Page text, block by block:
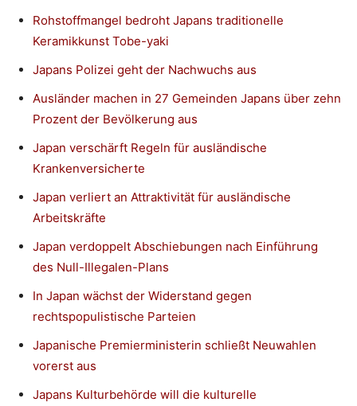
Rohstoffmangel bedroht Japans traditionelle
Keramikkunst Tobe-yaki
Japans Polizei geht der Nachwuchs aus
Ausländer machen in 27 Gemeinden Japans über zehn
Prozent der Bevölkerung aus
Japan verschärft Regeln für ausländische
Krankenversicherte
Japan verliert an Attraktivität für ausländische
Arbeitskräfte
Japan verdoppelt Abschiebungen nach Einführung
des Null-Illegalen-Plans
In Japan wächst der Widerstand gegen
rechtspopulistische Parteien
Japanische Premierministerin schließt Neuwahlen
vorerst aus
Japans Kulturbehörde will die kulturelle